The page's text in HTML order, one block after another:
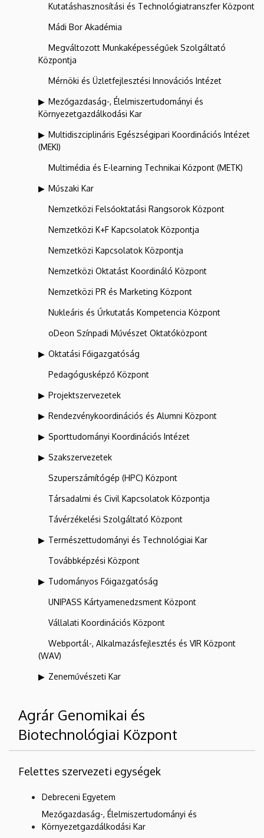
Kutatáshasznosítási és Technológiatranszfer Központ
Mádi Bor Akadémia
Megváltozott Munkaképességűek Szolgáltató
Központja
Mérnöki és Üzletfejlesztési Innovációs Intézet
Mezőgazdaság-, Élelmiszertudományi és
Környezetgazdálkodási Kar
Multidiszciplináris Egészségipari Koordinációs Intézet
(MEKI)
Multimédia és E-learning Technikai Központ (METK)
Műszaki Kar
Nemzetközi Felsőoktatási Rangsorok Központ
Nemzetközi K+F Kapcsolatok Központja
Nemzetközi Kapcsolatok Központja
Nemzetközi Oktatást Koordináló Központ
Nemzetközi PR és Marketing Központ
Nukleáris és Űrkutatás Kompetencia Központ
oDeon Színpadi Művészet Oktatóközpont
Oktatási Főigazgatóság
Pedagógusképző Központ
Projektszervezetek
Rendezvénykoordinációs és Alumni Központ
Sporttudományi Koordinációs Intézet
Szakszervezetek
Szuperszámítógép (HPC) Központ
Társadalmi és Civil Kapcsolatok Központja
Távérzékelési Szolgáltató Központ
Természettudományi és Technológiai Kar
Továbbképzési Központ
Tudományos Főigazgatóság
UNIPASS Kártyamenedzsment Központ
Vállalati Koordinációs Központ
Webportál-, Alkalmazásfejlesztés és VIR Központ
(WAV)
Zeneművészeti Kar
Agrár Genomikai és
Biotechnológiai Központ
Felettes szervezeti egységek
Debreceni Egyetem
Mezőgazdaság-, Élelmiszertudományi és
Környezetgazdálkodási Kar